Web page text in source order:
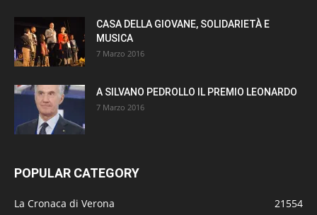
CASA DELLA GIOVANE, SOLIDARIETÀ E
MUSICA
7 Marzo 2016
A SILVANO PEDROLLO IL PREMIO LEONARDO
7 Marzo 2016
POPULAR CATEGORY
La Cronaca di Verona
21554